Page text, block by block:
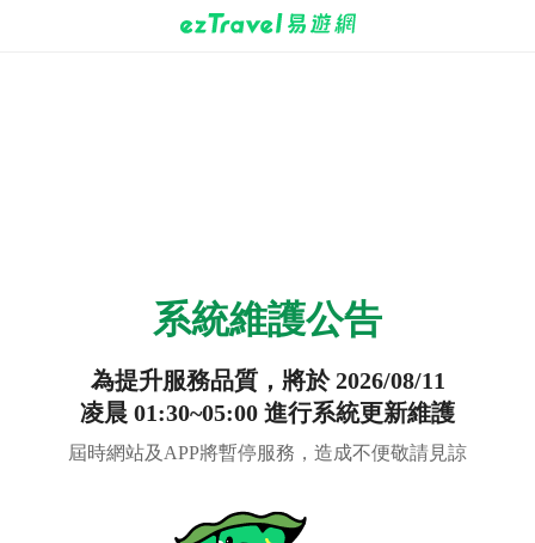
系統維護公告
為提升服務品質，將於 2026/08/11
凌晨 01:30~05:00 進行系統更新維護
屆時網站及APP將暫停服務，造成不便敬請見諒